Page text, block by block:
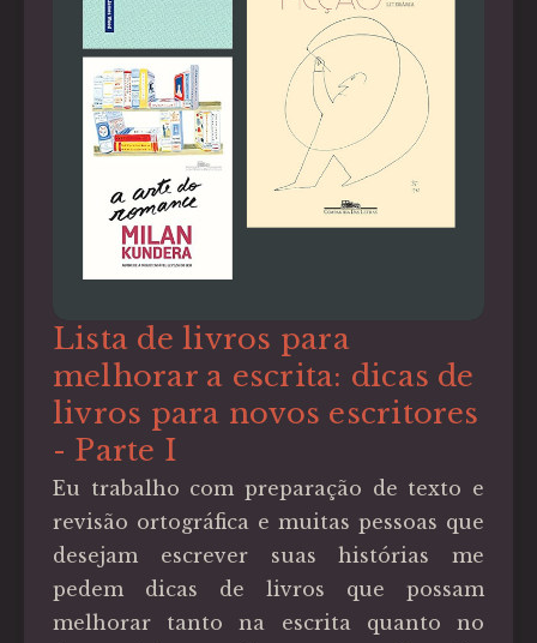
Lista de livros para
melhorar a escrita: dicas de
livros para novos escritores
- Parte I
Eu trabalho com preparação de texto e
revisão ortográfica e muitas pessoas que
desejam escrever suas histórias me
pedem dicas de livros que possam
melhorar tanto na escrita quanto no